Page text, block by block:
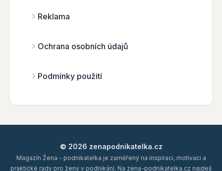
Reklama
Ochrana osobních údajů
Podmínky použití
© 2026 zenapodnikatelka.cz
Magazín Žena - podnikatelka je zaměřený na inspiraci, motivaci a
praktické rady pro ženy v podnikání. Na zena-podnikatelka.cz najdeš